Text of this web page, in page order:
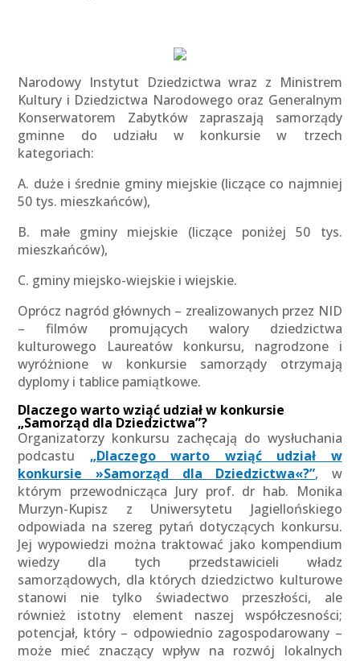
Narodowy Instytut Dziedzictwa wraz z Ministrem
Kultury i Dziedzictwa Narodowego oraz Generalnym
Konserwatorem Zabytków zapraszają samorządy
gminne do udziału w konkursie w trzech
kategoriach:
A. duże i średnie gminy miejskie (liczące co najmniej
50 tys. mieszkańców),
B. małe gminy miejskie (liczące poniżej 50 tys.
mieszkańców),
C. gminy miejsko-wiejskie i wiejskie.
Oprócz nagród głównych – zrealizowanych przez NID
– filmów promujących walory dziedzictwa
kulturowego Laureatów konkursu, nagrodzone i
wyróżnione w konkursie samorządy otrzymają
dyplomy i tablice pamiątkowe.
Dlaczego warto wziąć udział w konkursie
„Samorząd dla Dziedzictwa”?
Organizatorzy konkursu zachęcają do wysłuchania
podcastu „Dlaczego warto wziąć udział w
konkursie »Samorząd dla Dziedzictwa«?”, w
którym przewodnicząca Jury prof. dr hab. Monika
Murzyn-Kupisz z Uniwersytetu Jagiellońskiego
odpowiada na szereg pytań dotyczących konkursu.
Jej wypowiedzi można traktować jako kompendium
wiedzy dla tych przedstawicieli władz
samorządowych, dla których dziedzictwo kulturowe
stanowi nie tylko świadectwo przeszłości, ale
również istotny element naszej współczesności;
potencjał, który – odpowiednio zagospodarowany –
może mieć znaczący wpływ na rozwój lokalnych